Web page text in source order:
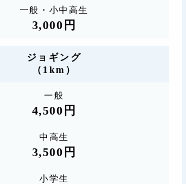
一般・小中高生
3,000円
ジョギング
（1km）
一般
4,500円
中高生
3,500円
小学生